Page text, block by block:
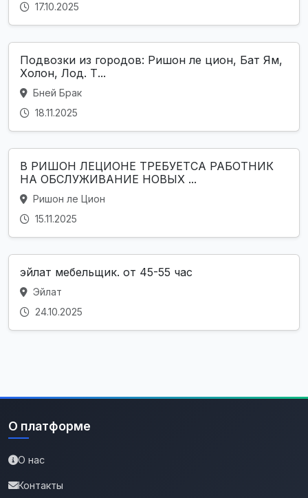
17.10.2025
Подвозки из городов: Ришон ле цион, Бат Ям,
Холон, Лод. Т...
Бней Брак
18.11.2025
В РИШОН ЛЕЦИОНЕ ТРЕБУЕТСА РАБОТНИК
НА ОБСЛУЖИВАНИЕ НОВЫХ ...
Ришон ле Цион
15.11.2025
эйлат мебельщик. от 45-55 час
Эйлат
24.10.2025
О платформе
О нас
Контакты